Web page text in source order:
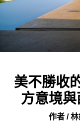
美不勝收
方意境
作者 /